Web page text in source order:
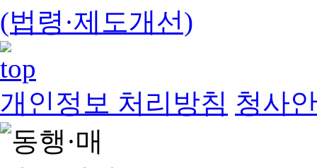
(법령·제도개선)
개인정보 처리방침 청사